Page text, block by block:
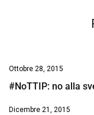
Ottobre 28, 2015
#NoTTIP: no alla
Dicembre 21, 2015